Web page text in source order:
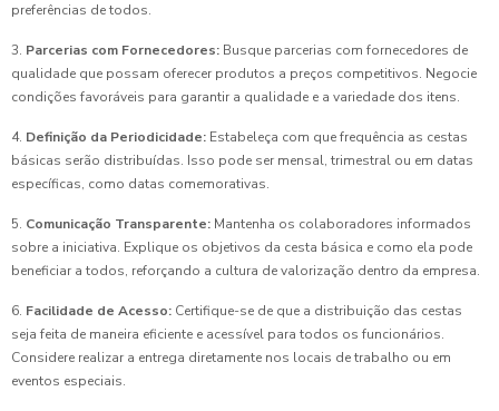
preferências de todos.
3. Parcerias com Fornecedores: Busque parcerias com fornecedores de
qualidade que possam oferecer produtos a preços competitivos. Negocie
condições favoráveis para garantir a qualidade e a variedade dos itens.
4. Definição da Periodicidade: Estabeleça com que frequência as cestas
básicas serão distribuídas. Isso pode ser mensal, trimestral ou em datas
específicas, como datas comemorativas.
5. Comunicação Transparente: Mantenha os colaboradores informados
sobre a iniciativa. Explique os objetivos da cesta básica e como ela pode
beneficiar a todos, reforçando a cultura de valorização dentro da empresa.
6. Facilidade de Acesso: Certifique-se de que a distribuição das cestas
seja feita de maneira eficiente e acessível para todos os funcionários.
Considere realizar a entrega diretamente nos locais de trabalho ou em
eventos especiais.